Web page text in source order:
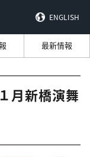
ENGLISH
最新情報
月新橋演舞